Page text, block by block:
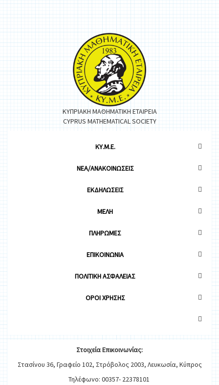
ΚΥΠΡΙΑΚΗ ΜΑΘΗΜΑΤΙΚΗ ΕΤΑΙΡΕΙΑ
CYPRUS MATHEMATICAL SOCIETY
ΚΥ.Μ.Ε.
ΝΕΑ/ΑΝΑΚΟΙΝΩΣΕΙΣ
ΕΚΔΗΛΩΣΕΙΣ
ΜΕΛΗ
ΠΛΗΡΩΜΕΣ
ΕΠΙΚΟΙΝΩΝΙΑ
ΠΟΛΙΤΙΚΗ ΑΣΦΑΛΕΙΑΣ
OΡΟΙ ΧΡΗΣΗΣ
ΣτοιχείαΕπικοινωνίας:
Στασίνου 36, Γραφείο 102, Στρόβολος 2003, Λευκωσία, Κύπρος
Τηλέφωνο: 00357- 22378101